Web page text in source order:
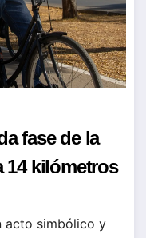
fase de la
14 kilómetros
acto simbólico y